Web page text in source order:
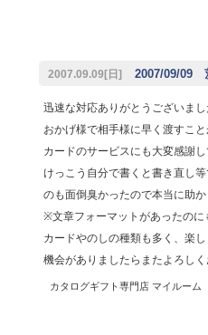
2007.09.09[日] 2007/09/09
迅速な対応ありがとうございまし
おかげ様で相手様に早く渡すこと
カードのサービスにも大変感謝し
けっこう自分で書くと書き直し
のも面倒臭かったので本当に助か
※文章フォーマットがあったのに
カードやのしの種類も多く、楽
機会がありましたらまたよろしく
カタログギフト専門店 マイルー